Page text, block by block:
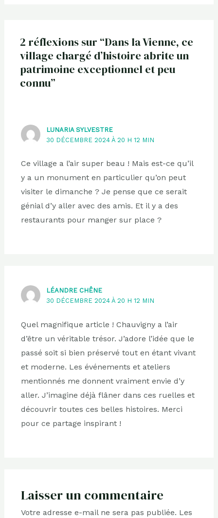
2 réflexions sur “Dans la Vienne, ce
village chargé d’histoire abrite un
patrimoine exceptionnel et peu
connu”
LUNARIA SYLVESTRE
30 DÉCEMBRE 2024 À 20 H 12 MIN
Ce village a l’air super beau ! Mais est-ce qu’il
y a un monument en particulier qu’on peut
visiter le dimanche ? Je pense que ce serait
génial d’y aller avec des amis. Et il y a des
restaurants pour manger sur place ?
LÉANDRE CHÊNE
30 DÉCEMBRE 2024 À 20 H 12 MIN
Quel magnifique article ! Chauvigny a l’air
d’être un véritable trésor. J’adore l’idée que le
passé soit si bien préservé tout en étant vivant
et moderne. Les événements et ateliers
mentionnés me donnent vraiment envie d’y
aller. J’imagine déjà flâner dans ces ruelles et
découvrir toutes ces belles histoires. Merci
pour ce partage inspirant !
Laisser un commentaire
Votre adresse e-mail ne sera pas publiée. Les